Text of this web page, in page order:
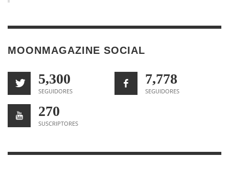
MOONMAGAZINE SOCIAL
5,300
SEGUIDORES
7,778
SEGUIDORES
270
SUSCRIPTORES